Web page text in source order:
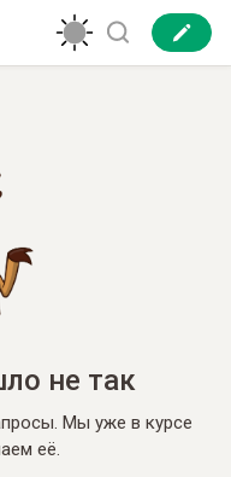
не так
Мы уже в курсе
её.